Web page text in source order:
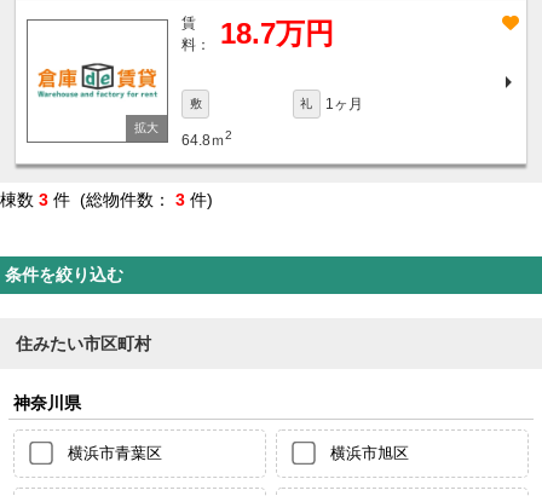
賃
料：
18.7万円
敷 礼 1ヶ月
64.8ｍ2
棟数 3 件 (総物件数： 3 件)
条件を絞り込む
住みたい市区町村
神奈川県
横浜市青葉区 横浜市旭区